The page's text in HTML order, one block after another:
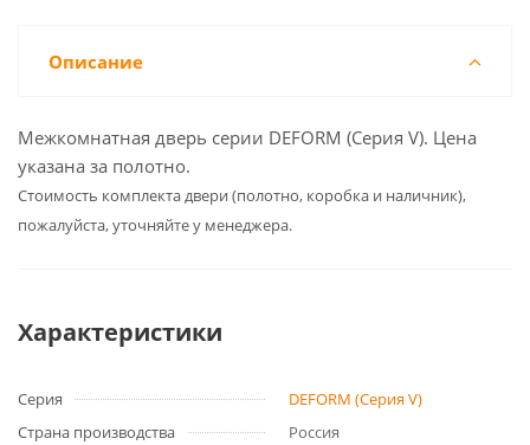
Описание
Межкомнатная дверь серии DEFORM (Серия V). Цена
указана за полотно.
Cтоимость комплекта двери (полотно, коробка и наличник),
пожалуйста, уточняйте у менеджера.
Характеристики
Серия
DEFORM (Серия V)
Страна производства
Россия